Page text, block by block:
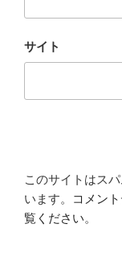
サイト
このサイトはス
います。
コメン
覧ください。